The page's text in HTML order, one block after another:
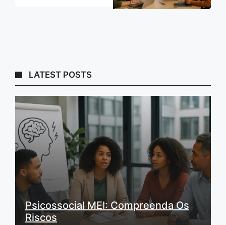
LATEST POSTS
Psicossocial MEI: Compreenda Os
Riscos